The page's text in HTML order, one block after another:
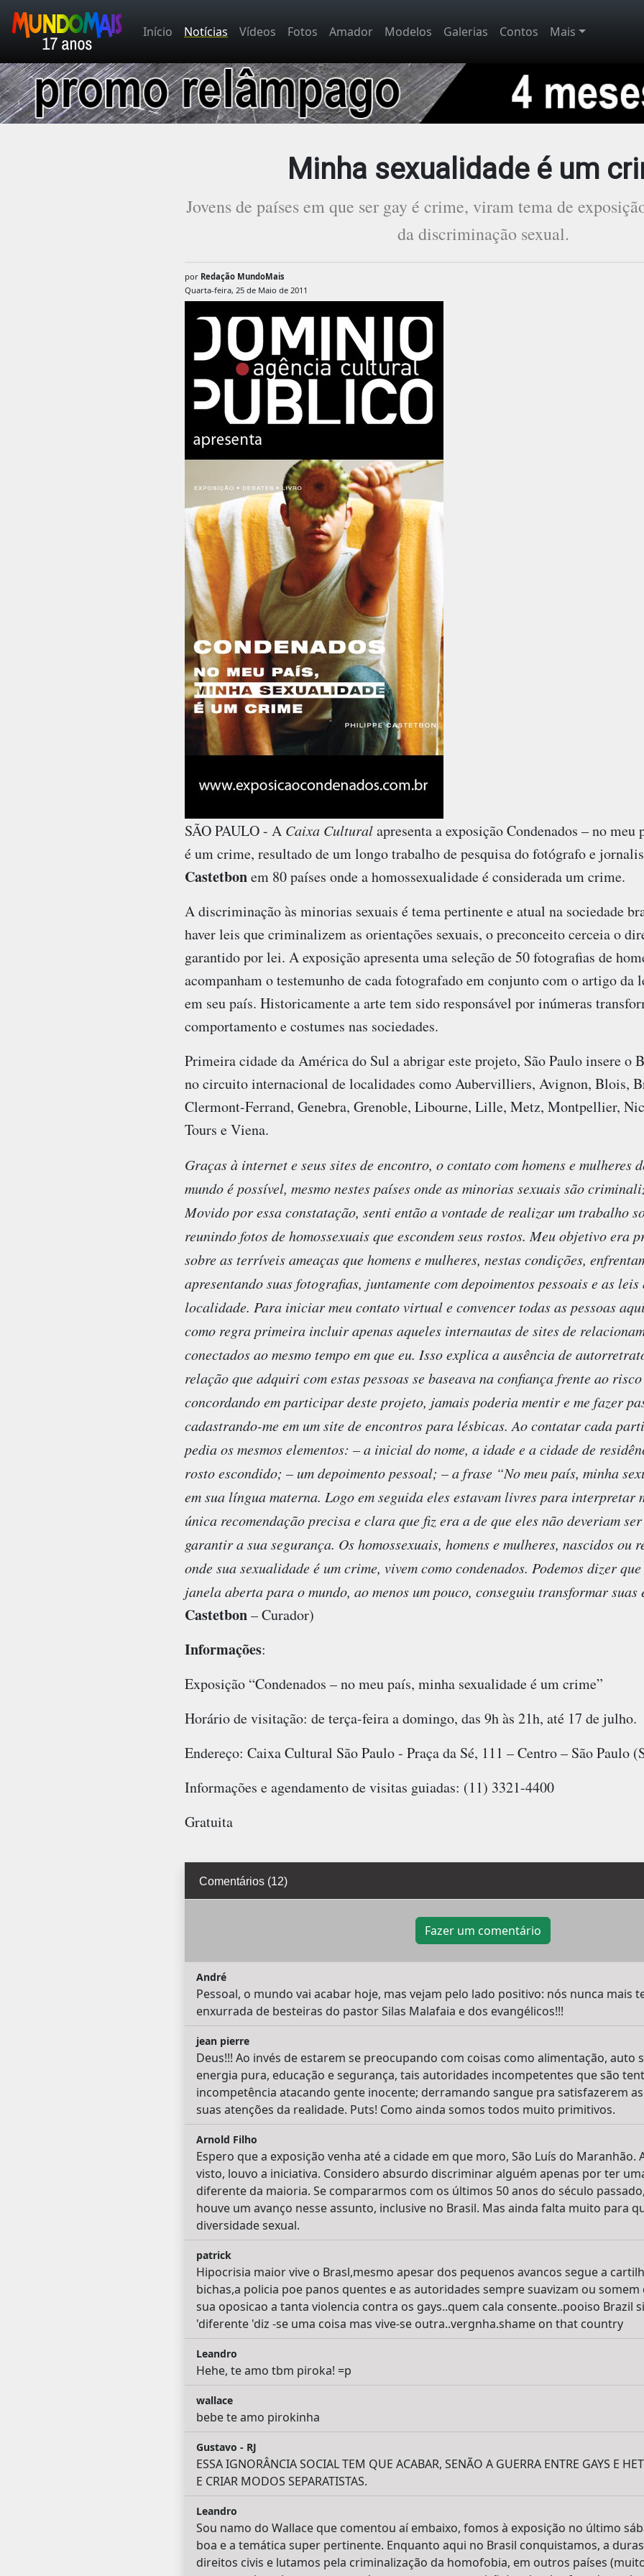
Início Notícias Vídeos Fotos Amador Modelos Galerias Contos Mais
Minha sexualidade é um
Jovens de países em que ser gay é crime, viram tema de
da discriminação sexual.
por Redação MundoMais
Quarta-feira, 25 de Maio de 2011
SÃO PAULO - A Caixa Culturalapresenta a exposiçãoCondenados – no meu
é um crime, resultado de um longo trabalho de pesquisa do fotógrafo e
Castetbonem 80 países onde a homossexualidade é considerada um crime.
A discriminação às minorias sexuais é tema pertinente e atual na sociedade
haver leis que criminalizem as orientações sexuais, o preconceito cerceia o
garantido por lei. A exposição apresenta uma seleção de 50 fotografias de
acompanham o testemunho de cada fotografado em conjunto com o artigo da
em seu país. Historicamente a arte tem sido responsável por inúmeras
comportamento e costumes nas sociedades.
Primeira cidade da América do Sul a abrigar este projeto, São Paulo insere o
no circuito internacional de localidades como Aubervilliers, Avignon, Blois,
Clermont-Ferrand, Genebra, Grenoble, Libourne, Lille, Metz, Montpellier,
Tours e Viena.
Graças à internet e seus sites de encontro, o contato com homens e mulheres
mundo é possível, mesmo nestes países onde as minorias sexuais são
Movido por essa constatação, senti então a vontade de realizar um trabalho
reunindo fotos de homossexuais que escondem seus rostos. Meu objetivo era
sobre as terríveis ameaças que homens e mulheres, nestas condições,
apresentando suas fotografias, juntamente com depoimentos pessoais e as
localidade. Para iniciar meu contato virtual e convencer todas as pessoas
como regra primeira incluir apenas aqueles internautas de sites de
conectados ao mesmo tempo em que eu. Isso explica a ausência de
relação que adquiri com estas pessoas se baseava na confiança frente ao
concordando em participar deste projeto, jamais poderia mentir e me fazer
cadastrando-me em um site de encontros para lésbicas. Ao contatar cada
pedia os mesmos elementos: – a inicial do nome, a idade e a cidade de
rosto escondido; – um depoimento pessoal; – a frase “No meu país, minha
em sua língua materna. Logo em seguida eles estavam livres para interpretar
única recomendação precisa e clara que fiz era a de que eles não deveriam
garantir a sua segurança. Os homossexuais, homens e mulheres, nascidos ou
onde sua sexualidade é um crime, vivem como condenados. Podemos dizer
janela aberta para o mundo, ao menos um pouco, conseguiu transformar suas
Castetbon– Curador)
Informações:
Exposição “Condenados – no meu país, minha sexualidade é um crime”
Horário de visitação: de terça-feira a domingo, das 9h às 21h, até 17 de julho.
Endereço: Caixa Cultural São Paulo - Praça da Sé, 111 – Centro – São Paulo
Informações e agendamento de visitas guiadas: (11) 3321-4400
Gratuita
Comentários (12)
Fazer um comentário
André
Pessoal, o mundo vai acabar hoje, mas vejam pelo lado positivo: nós nunca mais
enxurrada de besteiras do pastor Silas Malafaia e dos evangélicos!!!
jean pierre
Deus!!! Ao invés de estarem se preocupando com coisas como alimentação, auto
energia pura, educação e segurança, tais autoridades incompetentes que são
incompetência atacando gente inocente; derramando sangue pra satisfazerem
suas atenções da realidade. Puts! Como ainda somos todos muito primitivos.
Arnold Filho
Espero que a exposição venha até a cidade em que moro, São Luís do Maranhão.
visto, louvo a iniciativa. Considero absurdo discriminar alguém apenas por ter
diferente da maioria. Se compararmos com os últimos 50 anos do século
houve um avanço nesse assunto, inclusive no Brasil. Mas ainda falta muito para
diversidade sexual.
patrick
Hipocrisia maior vive o Brasl,mesmo apesar dos pequenos avancos segue a
bichas,a policia poe panos quentes e as autoridades sempre suavizam ou
sua oposicao a tanta violencia contra os gays..quem cala consente..pooiso Brazil
'diferente 'diz -se uma coisa mas vive-se outra..vergnha.shame on that country
Leandro
Hehe, te amo tbm piroka! =p
wallace
bebe te amo pirokinha
Gustavo - RJ
ESSA IGNORÂNCIA SOCIAL TEM QUE ACABAR, SENÃO A GUERRA ENTRE GAYS E
E CRIAR MODOS SEPARATISTAS.
Leandro
Sou namo do Wallace que comentou aí embaixo, fomos à exposição no último
boa e a temática super pertinente. Enquanto aqui no Brasil conquistamos, a
direitos civis e lutamos pela criminalização da homofobia, em outros países